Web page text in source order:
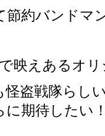
節約バンドマ
映えあるオ
怪盗戦隊らし
に期待したい！